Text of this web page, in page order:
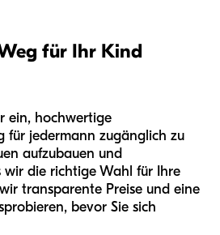
für Ihr Kind
ein, hochwertige
für jedermann zugänglich zu
aufzubauen und
wir die richtige Wahl für Ihre
transparente Preise und eine
bevor Sie sich